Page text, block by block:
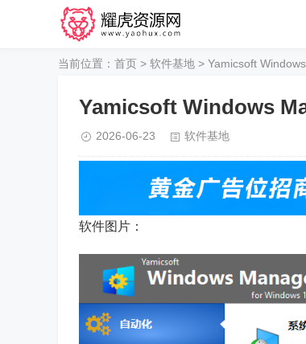
当前位置： 首页 > 软件基地 > Yamicsoft
Yamicsoft Windows
2026-06-23 软件基地
软件图片：